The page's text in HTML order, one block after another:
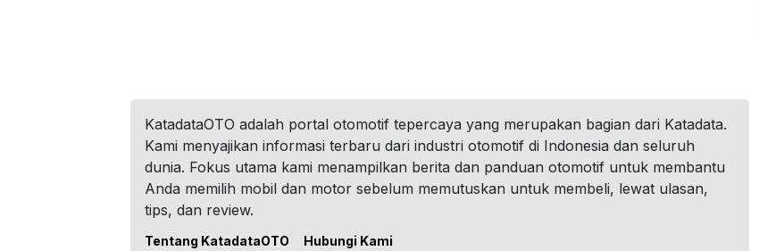
KatadataOTO adalah portal otomotif tepercaya yang merupakan bagian dari Katadata.
Kami menyajikan informasi terbaru dari industri otomotif di Indonesia dan seluruh
dunia. Fokus utama kami menampilkan berita dan panduan otomotif untuk membantu
Anda memilih mobil dan motor sebelum memutuskan untuk membeli, lewat ulasan,
tips, dan review.
Tentang KatadataOTO Hubungi Kami